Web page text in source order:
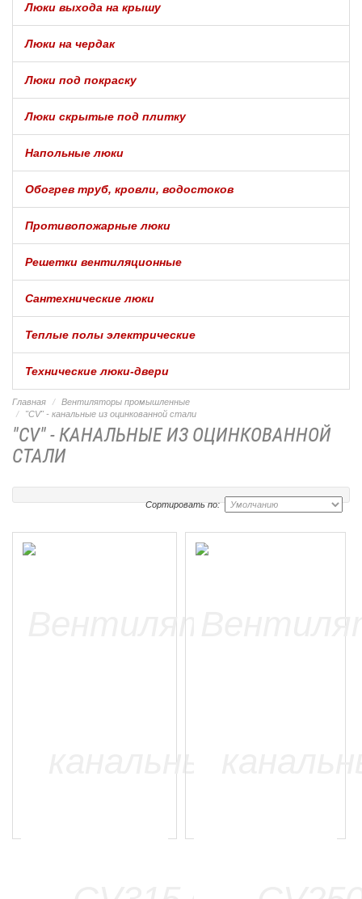
Люки выхода на крышу
Люки на чердак
Люки под покраску
Люки скрытые под плитку
Напольные люки
Обогрев труб, кровли, водостоков
Противопожарные люки
Решетки вентиляционные
Сантехнические люки
Теплые полы электрические
Технические люки-двери
Главная
Вентиляторы промышленные
"CV" - канальные из оцинкованной стали
"CV" - КАНАЛЬНЫЕ ИЗ ОЦИНКОВАННОЙ
СТАЛИ
Сортировать по: